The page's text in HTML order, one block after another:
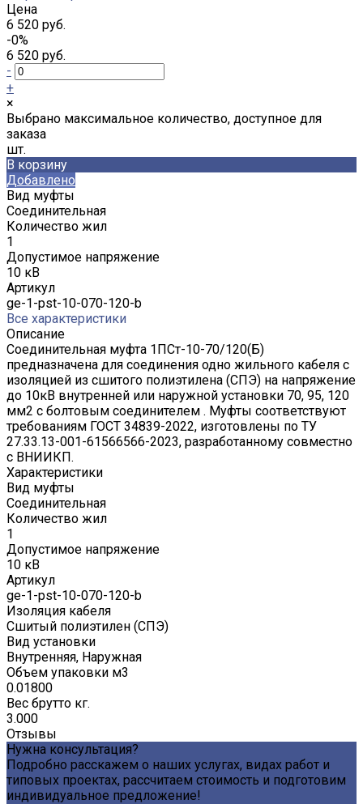
Цена
6 520 руб.
-0%
6 520 руб.
-
+
×
Выбрано максимальное количество, доступное для
заказа
шт.
В корзину
Добавлено
Вид муфты
Соединительная
Количество жил
1
Допустимое напряжение
10 кВ
Артикул
ge-1-pst-10-070-120-b
Все характеристики
Описание
Соединительная муфта 1ПСт-10-70/120(Б)
предназначена для соединения одно жильного кабеля с
изоляцией из сшитого полиэтилена (СПЭ) на напряжение
до 10кВ внутренней или наружной установки 70, 95, 120
мм2 с болтовым соединителем . Муфты соответствуют
требованиям ГОСТ 34839-2022, изготовлены по ТУ
27.33.13-001-61566566-2023, разработанному совместно
с ВНИИКП.
Характеристики
Вид муфты
Соединительная
Количество жил
1
Допустимое напряжение
10 кВ
Артикул
ge-1-pst-10-070-120-b
Изоляция кабеля
Сшитый полиэтилен (СПЭ)
Вид установки
Внутренняя, Наружная
Объем упаковки м3
0.01800
Вес брутто кг.
3.000
Отзывы
Нужна консультация?
Подробно расскажем о наших услугах, видах работ и
типовых проектах, рассчитаем стоимость и подготовим
индивидуальное предложение!